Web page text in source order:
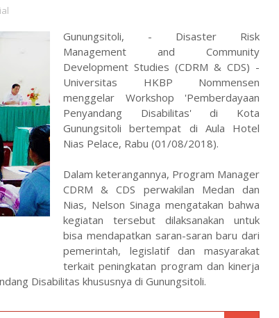
Gunungsitoli, - Disaster Risk
Management and Community
Development Studies (CDRM & CDS) -
Universitas HKBP Nommensen
menggelar Workshop 'Pemberdayaan
Penyandang Disabilitas' di Kota
Gunungsitoli bertempat di Aula Hotel
Nias Pelace, Rabu (01/08/2018).
Dalam keterangannya, Program Manager
CDRM & CDS perwakilan Medan dan
Nias, Nelson Sinaga mengatakan bahwa
kegiatan tersebut dilaksanakan untuk
bisa mendapatkan saran-saran baru dari
pemerintah, legislatif dan masyarakat
terkait peningkatan program dan kinerja
Disabilitas khususnya di Gunungsitoli.